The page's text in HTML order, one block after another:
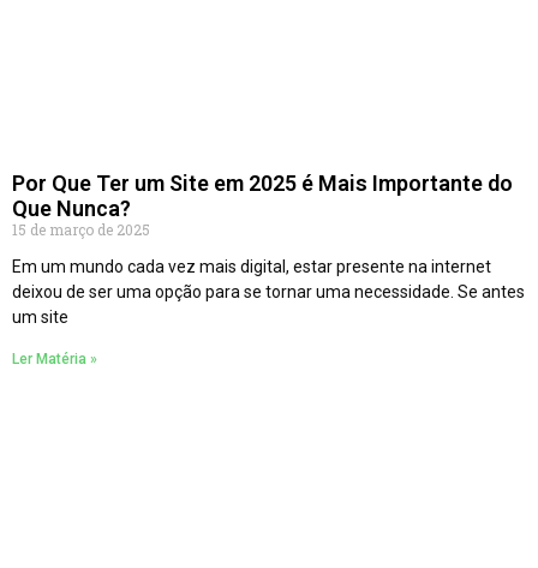
Por Que Ter um Site em 2025 é Mais Importante do
Que Nunca?
15 de março de 2025
Em um mundo cada vez mais digital, estar presente na internet
deixou de ser uma opção para se tornar uma necessidade. Se antes
um site
Ler Matéria »